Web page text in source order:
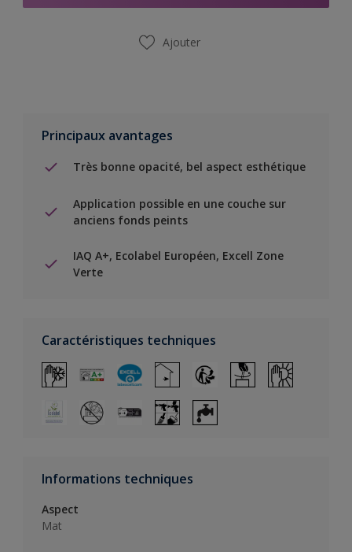
Ajouter
Principaux avantages
Très bonne opacité, bel aspect esthétique
Application possible en une couche sur
anciens fonds peints
IAQ A+, Ecolabel Européen, Excell Zone
Verte
Caractéristiques techniques
Informations techniques
Aspect
Mat